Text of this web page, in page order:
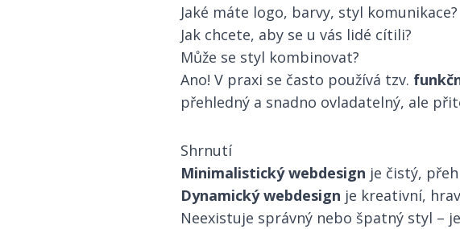
Jaké máte logo, barvy, styl komunikace?
Jak chcete, aby se u vás lidé cítili?
Může se styl kombinovat?
Ano! V praxi se často používá tzv.
přehledný a snadno ovladatelný, ale
Shrnutí
Minimalistický webdesign je čistý,
Dynamický webdesign je kreativní,
Neexistuje správný nebo špatný styl –